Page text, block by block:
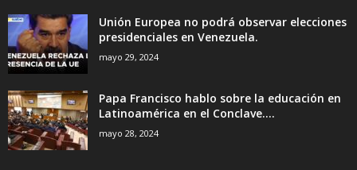
Unión Europea no podrá observar elecciones
presidenciales en Venezuela.
mayo 29, 2024
Papa Francisco hablo sobre la educación en
Latinoamérica en el Conclave....
mayo 28, 2024